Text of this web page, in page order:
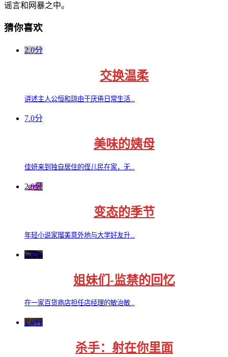
谣言和网暴之中。
猜你喜欢
2.0分
交换温柔
讲述主人公恒和琼由于厌倦日常生活...
7.0分
美味的姨母
佳妍来到独自居住的侄儿民在家，无...
2.0分
变态的季节
年轻小说家瑠美意外地与大学好友升...
7.0分
姐妹们-监禁的回忆
在一家百货商店担任店经理的敏治敏...
1.0分
杀手：射在你里面